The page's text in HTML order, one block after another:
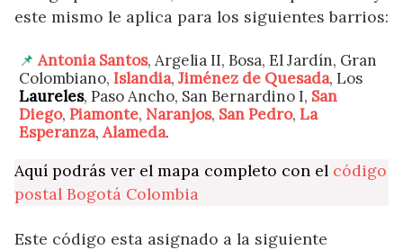
este mismo le aplica para los siguientes barrios:
Antonia Santos, Argelia II, Bosa, El Jardín, Gran
Colombiano, Islandia, Jiménez de Quesada, Los
Laureles, Paso Ancho, San Bernardino I, San
Diego, Piamonte, Naranjos, San Pedro, La
Esperanza, Alameda.
Aquí podrás ver el mapa completo con el código
postal Bogotá Colombia
Este código esta asignado a la siguiente